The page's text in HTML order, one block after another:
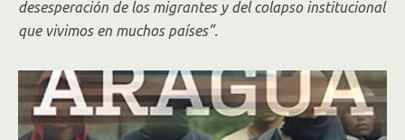
desesperación de los migrantes y del colapso institucional
que vivimos en muchos países”.